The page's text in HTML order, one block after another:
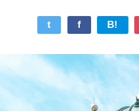
t f B!